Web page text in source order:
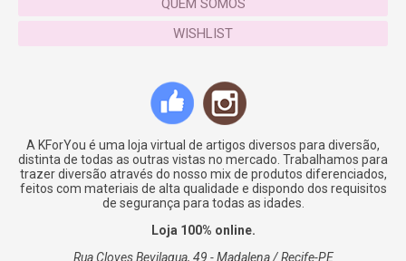
QUEM SOMOS
WISHLIST
A KForYou é uma loja virtual de artigos diversos para diversão,
distinta de todas as outras vistas no mercado. Trabalhamos para
trazer diversão através do nosso mix de produtos diferenciados,
feitos com materiais de alta qualidade e dispondo dos requisitos
de segurança para todas as idades.
Loja 100% online.
Rua Cloves Bevilaqua, 49 - Madalena / Recife-PE